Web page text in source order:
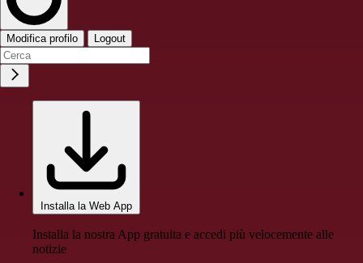
Modifica profilo Logout
Installa la Web App
Installa la nostra App gratuita e accedi più velocemente alle
notizie